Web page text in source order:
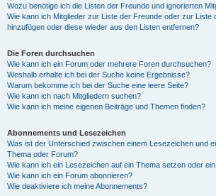
Wozu benötige ich die Listen der Freunde und ignorierten
Wie kann ich Mitglieder zur Liste der Freunde oder zur Liste
hinzufügen oder diese wieder aus den Listen entfernen?
Die Foren durchsuchen
Wie kann ich ein Forum oder mehrere Foren durchsuchen?
Weshalb erhalte ich bei der Suche keine Ergebnisse?
Warum bekomme ich bei der Suche eine leere Seite?
Wie kann ich nach Mitgliedern suchen?
Wie kann ich meine eigenen Beiträge und Themen finden?
Abonnements und Lesezeichen
Was ist der Unterschied zwischen einem Lesezeichen und
Thema oder Forum?
Wie kann ich ein Lesezeichen auf ein Thema setzen oder
Wie kann ich ein Forum abonnieren?
Wie deaktiviere ich meine Abonnements?